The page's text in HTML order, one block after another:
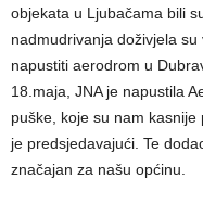
objekata u Ljubačama bili
nadmudrivanja doživjela
napustiti aerodrom u
18.maja, JNA je napustila
puške, koje su nam
je predsjedavajući. Te
značajan za našu općinu.